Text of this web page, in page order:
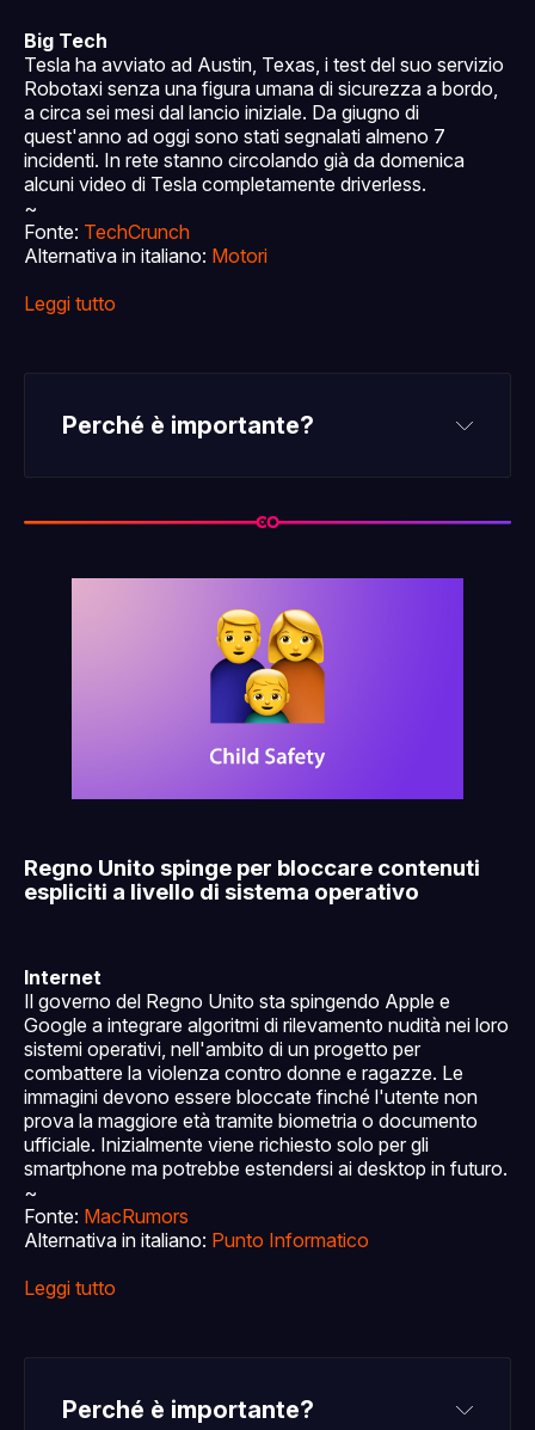
Big Tech
Tesla ha avviato ad Austin, Texas, i test del suo servizio
Robotaxi senza una figura umana di sicurezza a bordo,
a circa sei mesi dal lancio iniziale. Da giugno di
quest'anno ad oggi sono stati segnalati almeno 7
incidenti. In rete stanno circolando già da domenica
alcuni video di Tesla completamente driverless.
~
Fonte: TechCrunch
Alternativa in italiano: Motori
Leggi tutto
Perché è importante?
Regno Unito spinge per bloccare contenuti
espliciti a livello di sistema operativo
Internet
Il governo del Regno Unito sta spingendo Apple e
Google a integrare algoritmi di rilevamento nudità nei loro
sistemi operativi, nell'ambito di un progetto per
combattere la violenza contro donne e ragazze. Le
immagini devono essere bloccate finché l'utente non
prova la maggiore età tramite biometria o documento
ufficiale. Inizialmente viene richiesto solo per gli
smartphone ma potrebbe estendersi ai desktop in futuro.
~
Fonte: MacRumors
Alternativa in italiano: Punto Informatico
Leggi tutto
Perché è importante?